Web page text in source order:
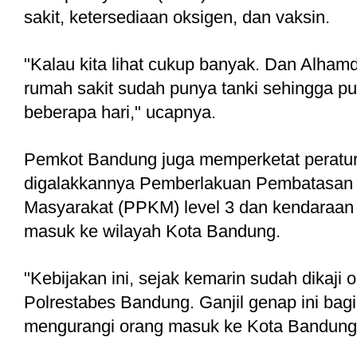
sakit, ketersediaan oksigen, dan vaksin.
"Kalau kita lihat cukup banyak. Dan
rumah sakit sudah punya tanki sehingga
beberapa hari," ucapnya.
Pemkot Bandung juga memperketat
digalakkannya Pemberlakuan
Masyarakat (PPKM) level 3 dan
masuk ke wilayah Kota Bandung.
"Kebijakan ini, sejak kemarin sudah dikaji
Polrestabes Bandung. Ganjil genap ini
mengurangi orang masuk ke Kota